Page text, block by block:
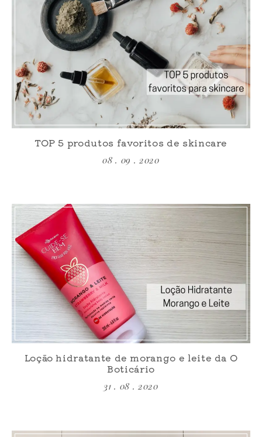
TOP 5 produtos favoritos de skincare
08 . 09 . 2020
Loção hidratante de morango e leite da O
Boticário
31 . 08 . 2020